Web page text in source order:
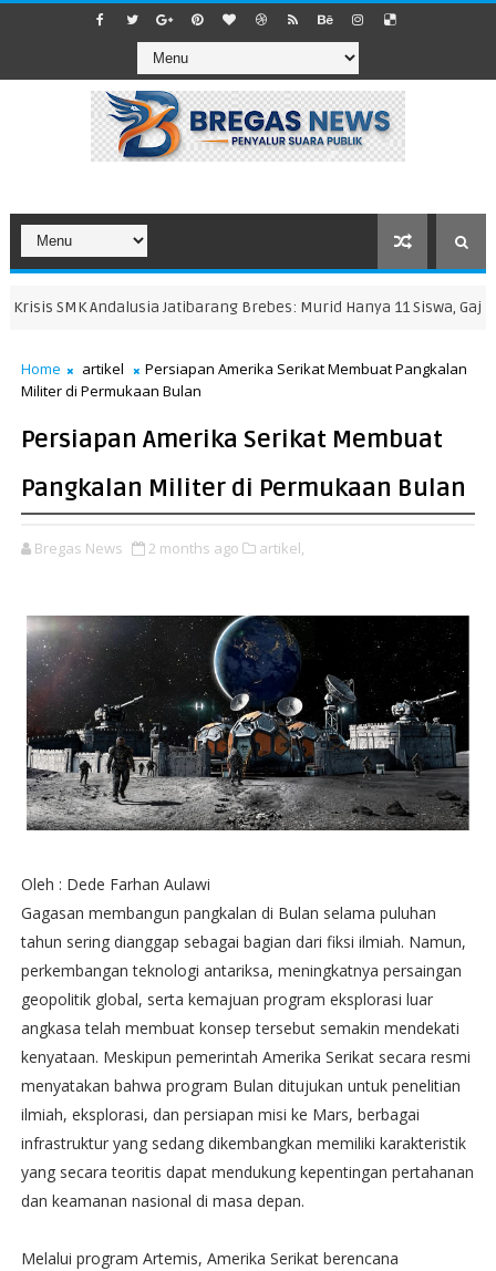
SMK Andalusia Jatibarang Brebes: Murid Hanya 11 Siswa, Gaji
Home artikel
Persiapan Amerika Serikat Membuat Pangkalan
Militer di Permukaan Bulan
Persiapan Amerika Serikat Membuat
Pangkalan Militer di Permukaan Bulan
Bregas News 2 months ago artikel,
Oleh : Dede Farhan Aulawi
Gagasan membangun pangkalan di Bulan selama puluhan
tahun sering dianggap sebagai bagian dari fiksi ilmiah. Namun,
perkembangan teknologi antariksa, meningkatnya persaingan
geopolitik global, serta kemajuan program eksplorasi luar
angkasa telah membuat konsep tersebut semakin mendekati
kenyataan. Meskipun pemerintah Amerika Serikat secara resmi
menyatakan bahwa program Bulan ditujukan untuk penelitian
ilmiah, eksplorasi, dan persiapan misi ke Mars, berbagai
infrastruktur yang sedang dikembangkan memiliki karakteristik
yang secara teoritis dapat mendukung kepentingan pertahanan
dan keamanan nasional di masa depan.
Melalui program Artemis, Amerika Serikat berencana